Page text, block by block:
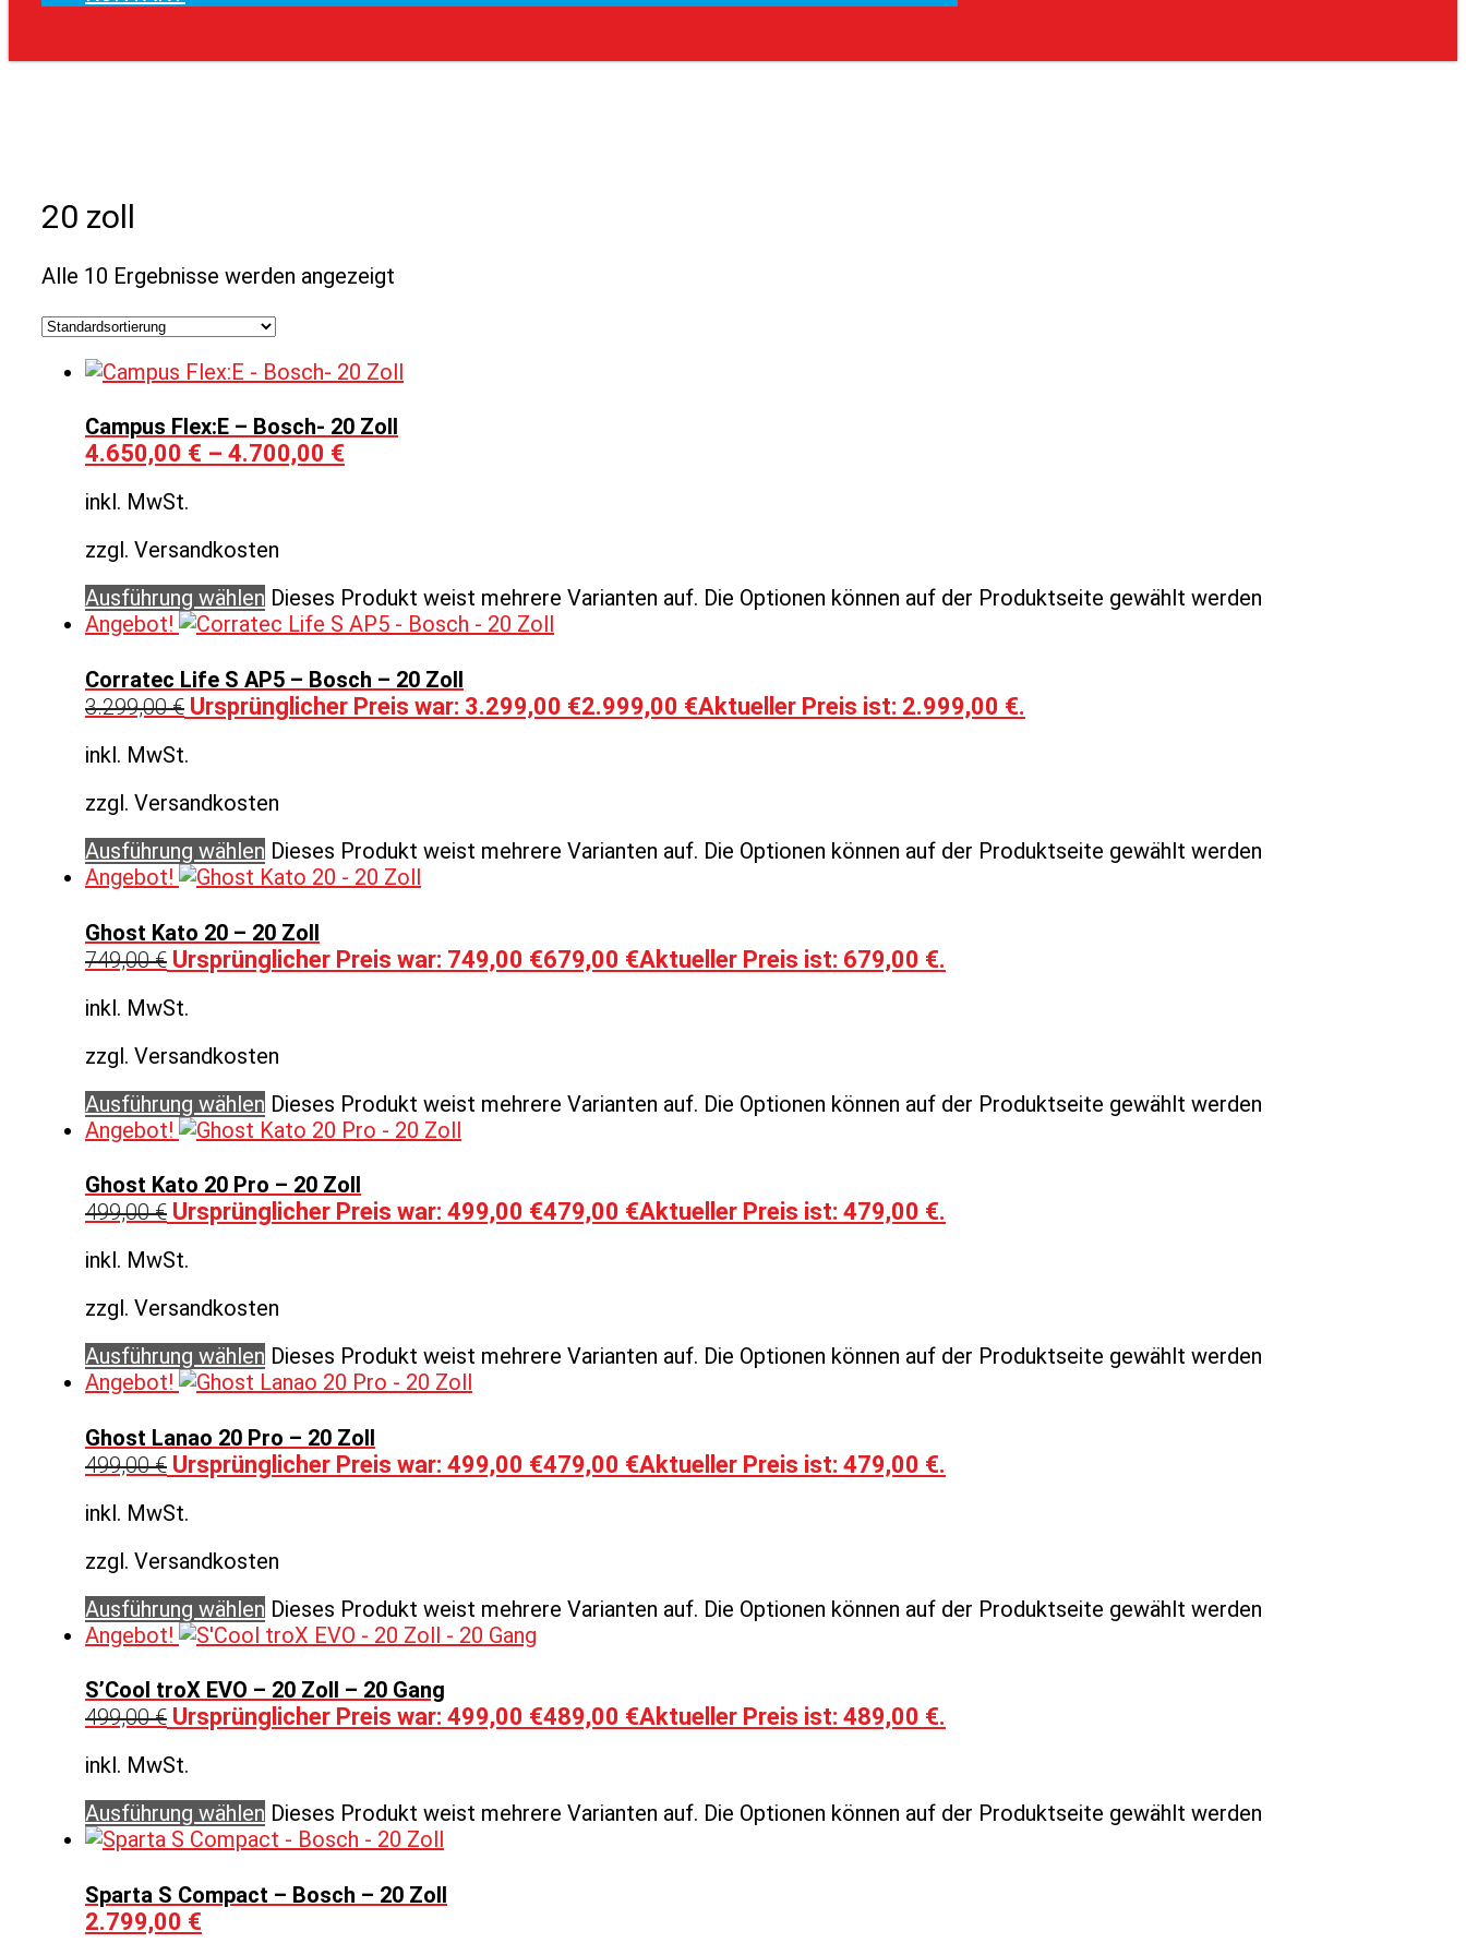
20 zoll
Alle 10 Ergebnisse werden angezeigt
Campus Flex:E – Bosch- 20 Zoll
4.650,00 € – 4.700,00 €
inkl. MwSt.
zzgl. Versandkosten
Ausführung wählen Dieses Produkt weist mehrere Varianten auf. Die Optionen können auf der Produktseite gewählt werden
Angebot!
Corratec Life S AP5 – Bosch – 20 Zoll
3.299,00€ Ursprünglicher Preis war: 3.299,00 €2.999,00 €Aktueller Preis ist: 2.999,00 €.
inkl. MwSt.
zzgl. Versandkosten
Ausführung wählen Dieses Produkt weist mehrere Varianten auf. Die Optionen können auf der Produktseite gewählt werden
Angebot!
Ghost Kato 20 – 20 Zoll
749,00€ Ursprünglicher Preis war: 749,00 €679,00 €Aktueller Preis ist: 679,00 €.
inkl. MwSt.
zzgl. Versandkosten
Ausführung wählen Dieses Produkt weist mehrere Varianten auf. Die Optionen können auf der Produktseite gewählt werden
Angebot!
Ghost Kato 20 Pro – 20 Zoll
499,00€ Ursprünglicher Preis war: 499,00 €479,00 €Aktueller Preis ist: 479,00 €.
inkl. MwSt.
zzgl. Versandkosten
Ausführung wählen Dieses Produkt weist mehrere Varianten auf. Die Optionen können auf der Produktseite gewählt werden
Angebot!
Ghost Lanao 20 Pro – 20 Zoll
499,00€ Ursprünglicher Preis war: 499,00 €479,00 €Aktueller Preis ist: 479,00 €.
inkl. MwSt.
zzgl. Versandkosten
Ausführung wählen Dieses Produkt weist mehrere Varianten auf. Die Optionen können auf der Produktseite gewählt werden
Angebot!
S’Cool troX EVO – 20 Zoll – 20 Gang
499,00€ Ursprünglicher Preis war: 499,00 €489,00 €Aktueller Preis ist: 489,00 €.
inkl. MwSt.
Ausführung wählen Dieses Produkt weist mehrere Varianten auf. Die Optionen können auf der Produktseite gewählt werden
Sparta S Compact – Bosch – 20 Zoll
2.799,00 €